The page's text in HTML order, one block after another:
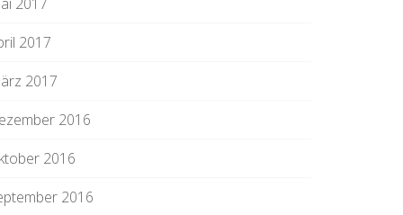
2017
2017
2016
2016
2016